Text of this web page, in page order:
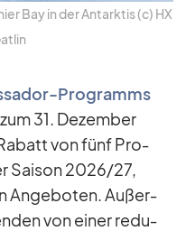
Bay in der Ant­ark­tis (c) HX
Pro­gramms
31. De­zem­ber
von fünf Pro­
Sai­son 2026/​27,
An­ge­bo­ten. Au­ßer­
von ei­ner re­du­